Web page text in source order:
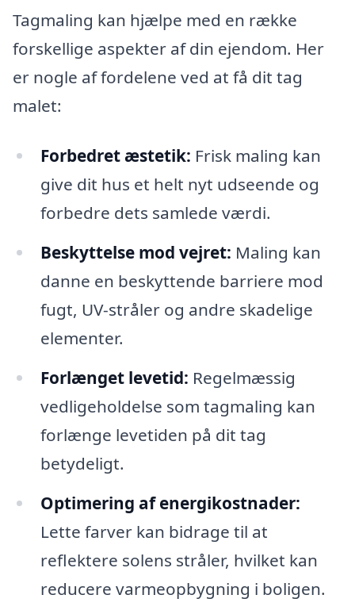
Tagmaling kan hjælpe med en række
forskellige aspekter af din ejendom. Her
er nogle af fordelene ved at få dit tag
malet:
Forbedret æstetik: Frisk maling kan
give dit hus et helt nyt udseende og
forbedre dets samlede værdi.
Beskyttelse mod vejret: Maling kan
danne en beskyttende barriere mod
fugt, UV-stråler og andre skadelige
elementer.
Forlænget levetid: Regelmæssig
vedligeholdelse som tagmaling kan
forlænge levetiden på dit tag
betydeligt.
Optimering af energikostnader:
Lette farver kan bidrage til at
reflektere solens stråler, hvilket kan
reducere varmeopbygning i boligen.